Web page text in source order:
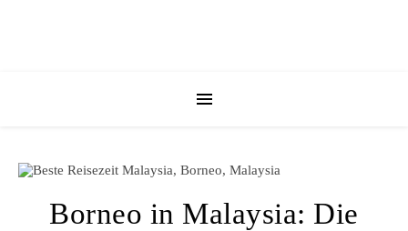
Borneo in Malaysia: Die